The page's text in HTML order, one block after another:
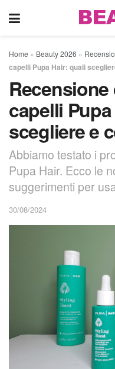
Home » Beauty 2026 »
capelli Pupa Hair: quali
capelli
scegliere e
Abbiamo testato i
Pupa Hair. Ecco le
suggerimenti per
30/08/2024